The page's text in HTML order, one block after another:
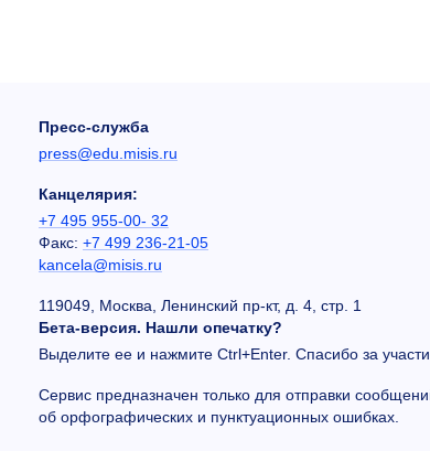
Пресс-служба
press@edu.misis.ru
Канцелярия:
+7 495 955-00- 32
Факс: +7 499 236-21-05
kancela@misis.ru
119049, Москва, Ленинский пр-кт, д. 4, стр. 1
Бета-версия. Нашли опечатку?
Выделите ее и нажмите Ctrl+Enter. Спасибо за
Сервис предназначен только для отправки
об орфографических и пунктуационных ошибках.